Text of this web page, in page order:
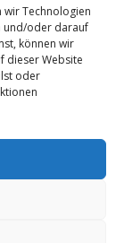
wir Technologien
und/oder darauf
können wir
dieser Website
oder
im Mai 2016
Webhoster
eine typische
CMS-
Auf
diese
und gebe euch
den idealen